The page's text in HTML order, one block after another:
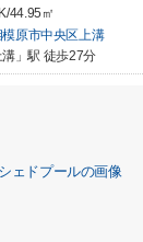
44.95㎡
模原市中央区上溝
」駅 徒歩27分